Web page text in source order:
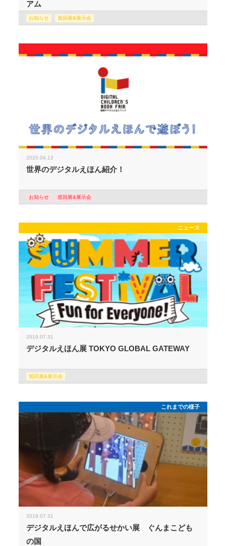
アム
お知らせ 巡回展&展示会
2020.04.13
世界のデジタルえほん紹介！
お知らせ 巡回展&展示会
ニュース
2019.07.31
デジタルえほん展 TOKYO GLOBAL GATEWAY
巡回展&展示会
これまでの様子
2019.07.31
デジタルえほんで広がるせかい展 ぐんまこども
の国